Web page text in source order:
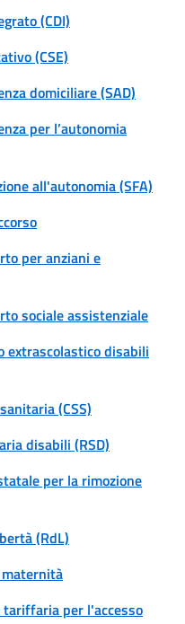
(CDI)
(CSE)
domiciliare (SAD)
per l’autonomia
all'autonomia (SFA)
per anziani e
sociale assistenziale
extrascolastico disabili
(CSS)
disabili (RSD)
per la rimozione
(RdL)
tariffaria per l'accesso